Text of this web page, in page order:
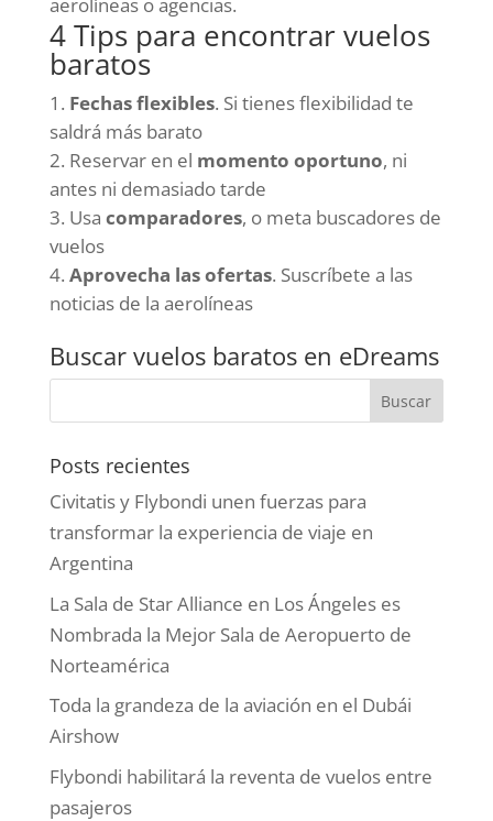
4 Tips para encontrar vuelos
baratos
Fechas flexibles. Si tienes flexibilidad te
saldrá más barato
Reservar en el momento oportuno, ni
antes ni demasiado tarde
Usa comparadores, o meta buscadores de
vuelos
Aprovecha las ofertas. Suscríbete a las
noticias de la aerolíneas
Buscar vuelos baratos en eDreams
Posts recientes
Civitatis y Flybondi unen fuerzas para
transformar la experiencia de viaje en
Argentina
La Sala de Star Alliance en Los Ángeles es
Nombrada la Mejor Sala de Aeropuerto de
Norteamérica
Toda la grandeza de la aviación en el Dubái
Airshow
Flybondi habilitará la reventa de vuelos entre
pasajeros